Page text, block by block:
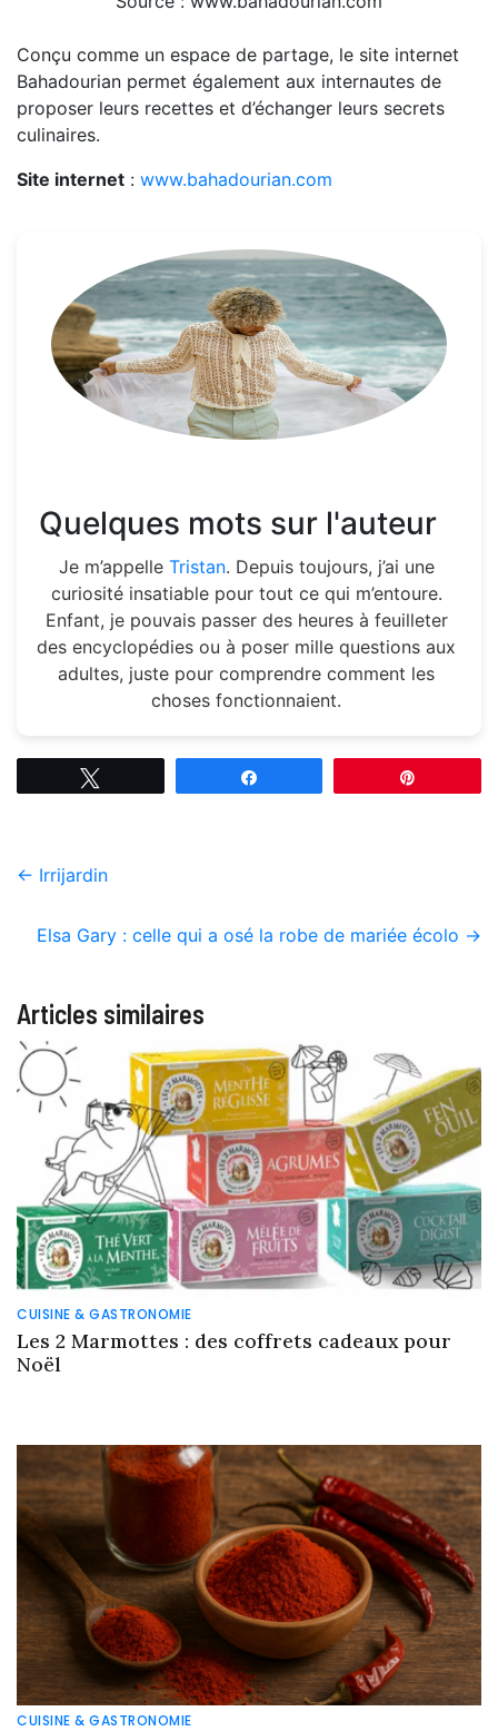
Conçu comme un espace de partage, le site internet
Bahadourian permet également aux internautes de
proposer leurs recettes et d’échanger leurs secrets
culinaires.
Site internet : www.bahadourian.com
Quelques mots sur l'auteur
Je m’appelle Tristan. Depuis toujours, j’ai une
curiosité insatiable pour tout ce qui m’entoure.
Enfant, je pouvais passer des heures à feuilleter
des encyclopédies ou à poser mille questions aux
adultes, juste pour comprendre comment les
choses fonctionnaient.
← Irrijardin
Elsa Gary : celle qui a osé la robe de mariée écolo →
Articles similaires
CUISINE & GASTRONOMIE
Les 2 Marmottes : des coffrets cadeaux pour
Noël
CUISINE & GASTRONOMIE